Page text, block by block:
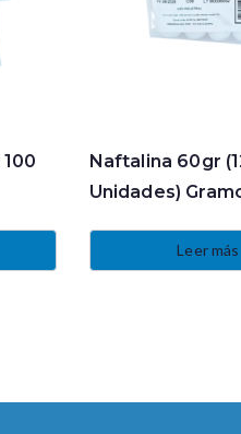
Naftalina 60gr
Unidades)
Leer más